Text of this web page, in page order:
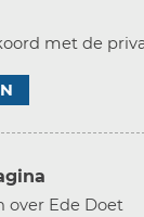
met de
over Ede Doet